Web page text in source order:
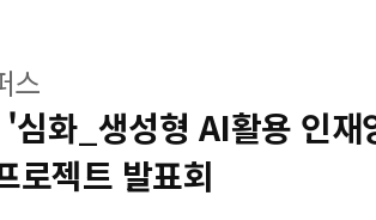
스
화_생성형 AI활용 인재
로젝트 발표회